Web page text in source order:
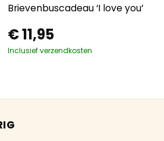
Brievenbuscadeau ‘I love you’
€11,95
Inclusief verzendkosten